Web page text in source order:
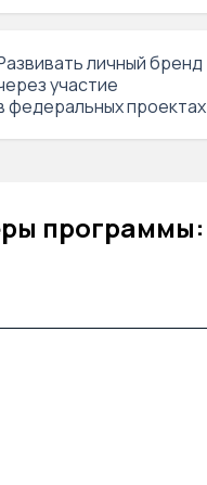
личный бренд
участие
федеральных проектах
программы: